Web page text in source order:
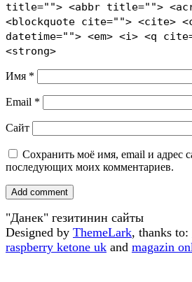
title=""> <abbr title="">
<blockquote cite=""> <cite>
datetime=""> <em> <i> <q
<strong>
Имя *
Email *
Сайт
Сохранить моё имя, email и адрес
последующих моих комментариев.
"Данек" гезитинин сайты
Designed by ThemeLark, thanks to:
raspberry ketone uk and magazin